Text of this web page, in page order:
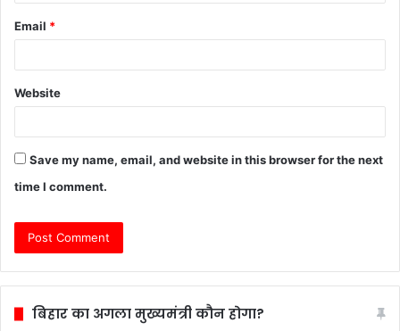
Email *
Website
Save my name, email, and website in this browser for the next
time I comment.
बिहार का अगला मुख्यमंत्री कौन होगा?